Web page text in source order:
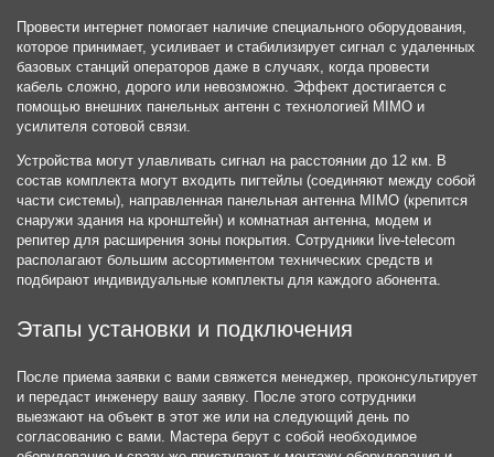
Провести интернет помогает наличие специального оборудования,
которое принимает, усиливает и стабилизирует сигнал с удаленных
базовых станций операторов даже в случаях, когда провести
кабель сложно, дорого или невозможно. Эффект достигается с
помощью внешних панельных антенн с технологией MIMO и
усилителя сотовой связи.
Устройства могут улавливать сигнал на расстоянии до 12 км. В
состав комплекта могут входить пигтейлы (соединяют между собой
части системы), направленная панельная антенна MIMO (крепится
снаружи здания на кронштейн) и комнатная антенна, модем и
репитер для расширения зоны покрытия. Сотрудники live-telecom
располагают большим ассортиментом технических средств и
подбирают индивидуальные комплекты для каждого абонента.
Этапы установки и подключения
После приема заявки с вами свяжется менеджер, проконсультирует
и передаст инженеру вашу заявку. После этого сотрудники
выезжают на объект в этот же или на следующий день по
согласованию с вами. Мастера берут с собой необходимое